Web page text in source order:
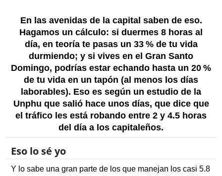
En las avenidas de la capital saben de eso.
Hagamos un cálculo: si duermes 8 horas al
día, en teoría te pasas un 33 % de tu vida
durmiendo; y si vives en el Gran Santo
Domingo, podrías estar echando hasta un 20 %
de tu vida en un tapón (al menos los días
laborables). Eso es según un estudio de la
Unphu que salió hace unos días, que dice que
el tráfico les está robando entre 2 y 4.5 horas
del día a los capitaleños.
Eso lo sé yo
Y lo sabe una gran parte de los que manejan los casi 5.8